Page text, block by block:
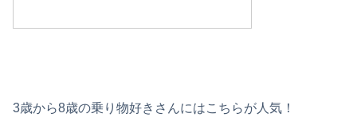
3歳から8歳の乗り物好きさんにはこちらが人気！